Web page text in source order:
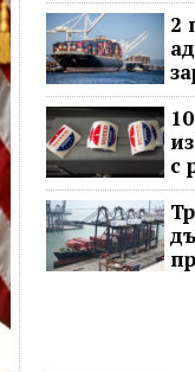
2
с
с